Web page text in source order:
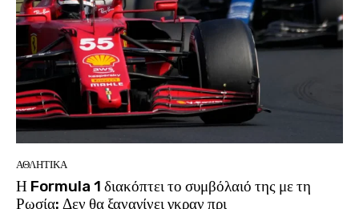
ΑΘΛΗΤΙΚΑ
Η Formula 1 διακόπτει το συμβόλαιό της με τη
Ρωσία: Δεν θα ξαναγίνει γκραν πρι